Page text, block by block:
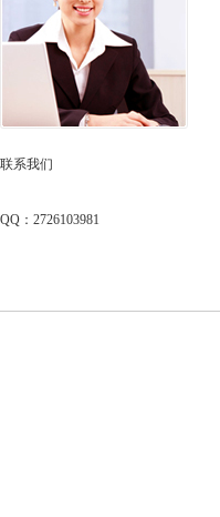
联系我们
QQ：2726103981